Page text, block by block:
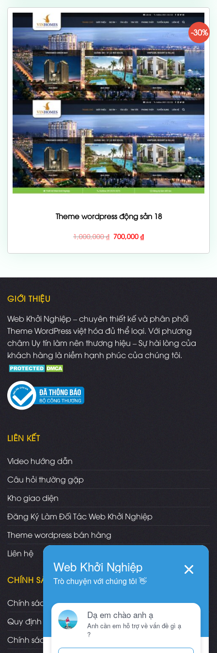
-30%
Theme wordpress động sản 18
1,000,000₫ Giá
gốc
1,000,000 ₫.
700,000₫Giá
hiện
là:
GIỚI THIỆU
Web Khởi Nghiệp – chuyên thiết kế và phân phối
Theme WordPress việt hóa đủ thể loại. Với phương
châm Uy tín làm nên thương hiệu – Sự hài lòng của
khách hàng là niềm hạnh phúc của chúng tôi.
LIÊN KẾT
Video hướng dẫn
Câu hỏi thường gặp
Kho giao diện
Đăng Ký Làm Đối Tác Web Khởi Nghiệp
Theme wordpress bán hàng
Liên hệ
CHÍNH SÁCH
Chính sách và quy định chung
Quy định và hình thức thanh toán
Chính sách vận chuyển/giao nhận/cài đặt